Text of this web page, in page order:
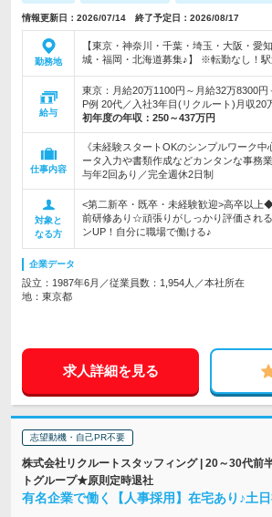
情報更新日：2026/07/14 終了予定日：2026/08/17
勤務地
【東京・神奈川・千葉・埼玉・大阪・愛
城・福岡・北海道募集♪】 ※転勤なし！駅
給与
東京：月給20万1100円～月給32万8300
P例 20代／入社3年目(リクルート)月収20
初年度の年収： 250～437万円
仕事内容
《未経験スタートOKのシンプルワーク
ータ入力や書類作成などカンタンな事務
与年2回あり／完全週休2日制
対象と
なる方
<第二新卒・既卒・未経験歓迎>高卒以上
前研修あり☆頑張りがしっかり評価され
ンUP！自分に職場で働ける♪
企業データ
設立：1987年6月／従業員数：1,954人／本社所在
地：東京都
求人詳細を見る
志望動機・自己PR不要
株式会社リクルートスタッフィング | 20～30代前
トグループ★原則定時退社
有名企業で働く【人事採用】在宅あり♪土